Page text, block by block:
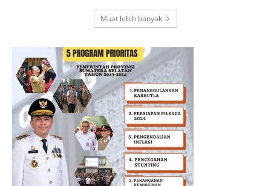
Muat lebih banyak